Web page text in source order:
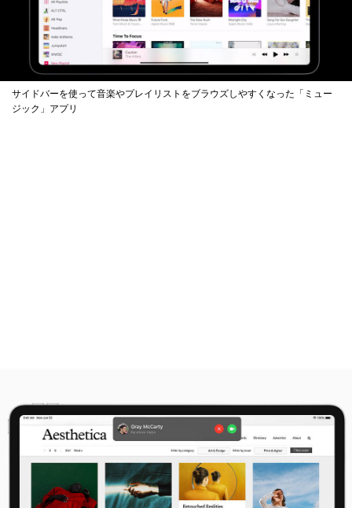
サイドバーを使って音楽やプレイリストをブラウズしやすくなった「ミュー
ジック」アプリ